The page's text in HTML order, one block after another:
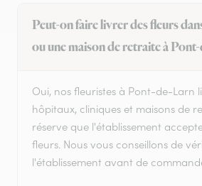
Peut-on faire livrer des fleurs
ou une maison de retraite à
Oui, nos fleuristes à Pont-de-Larn
hôpitaux, cliniques et maisons de
réserve que l'établissement
fleurs. Nous vous conseillons de
l'établissement avant de